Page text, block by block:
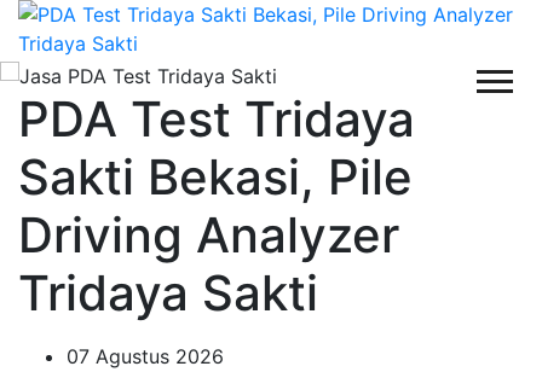
PDA Test Tridaya
Sakti Bekasi, Pile
Driving Analyzer
Tridaya Sakti
07 Agustus 2026